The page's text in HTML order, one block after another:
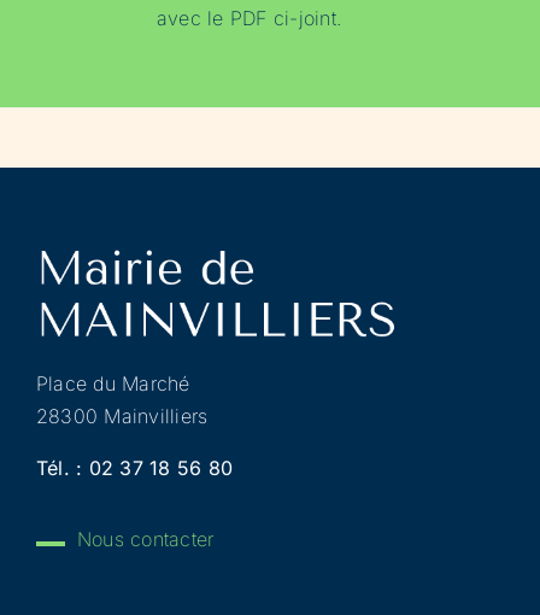
avec le PDF ci-joint.
Place du Marché
28300 Mainvilliers
Tél. : 02 37 18 56 80
Nous contacter